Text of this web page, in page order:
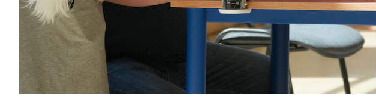
NEWSLETTER
I MIEI PREFERITI
SHOP